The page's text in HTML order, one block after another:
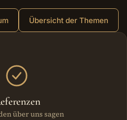
Übersicht der Themen
über uns sagen